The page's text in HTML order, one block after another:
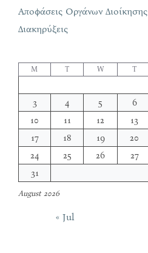
Αποφάσεις Οργάνων Διοίκησης
Διακηρύξεις
August 2026
M T W T
3
4 5 6
10
11 12 13
17
18 19 20
24
25 26 27
31
« Jul